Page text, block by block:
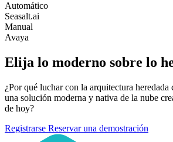
Automático
Seasalt.ai
Manual
Avaya
Elija lo moderno sobre lo
¿Por qué luchar con la arquitectura heredada
una solución moderna y nativa de la nube
de hoy?
Registrarse Reservar una demostración